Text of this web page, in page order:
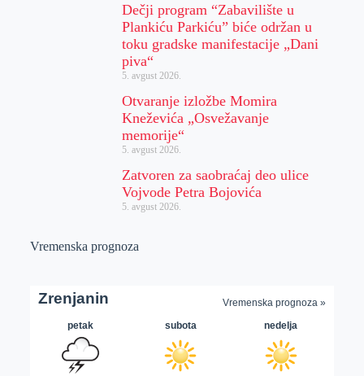
Dečji program “Zabavilište u
Plankiću Parkiću” biće održan u
toku gradske manifestacije „Dani
piva“
5. avgust 2026.
Otvaranje izložbe Momira
Kneževića „Osvežavanje
memorije“
5. avgust 2026.
Zatvoren za saobraćaj deo ulice
Vojvode Petra Bojovića
5. avgust 2026.
Vremenska prognoza